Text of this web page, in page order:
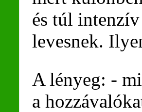
és túl
levesnek.
A lényeg: -
a